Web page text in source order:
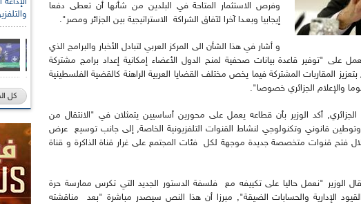
وفرص الاستثمار المتاحة في البلدين من شأنها أن تعطى دفعا
إيجابيا وبعـدا آخرا لآفاق الشراكة الاستراتيجية بين الجزائر ومصر".
و أشار في هذا الشأن الى المركز العربي لتبادل الأخبار والبرامج الذي
على "توفير قاعدة بيانات صحفية لمنح الدول الأعضاء إمكانية إعداد برامج مشتركة
المقاربات المشتركة فيما يخص مختلف القضايا العربية الراهنة كالقضية الفلسطينية
والإعلام الجزائري خصوصا".
أكد الوزير بأن قطاعه يعمل على محورين أساسيين يتمثلان في "الانتقال من
وتوطين قانوني وتكنولوجي لنشاط القنوات التلفزيونية الخاصة, إلى جانب توسيع عرض
فتح قنوات متخصصة جديدة موجهة لكل فئات المجتمع على غرار قناة الذاكرة و قناة
الوزير "نعمل حاليا على تكييفه مع فلسفة الدستور الجديد التي تكرس ممارسة حرة
الإدارية والحسابات الضيقة", مبرزا أن هذا النص سيصدر مباشرة "بعد مناقشته
كل